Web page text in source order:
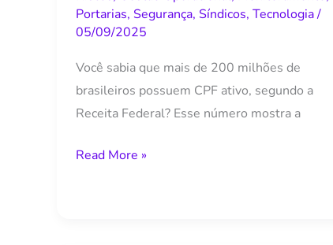
Portarias, Segurança, Síndicos, Tecnologia/
05/09/2025
Você sabia que mais de 200 milhões de
brasileiros possuem CPF ativo, segundo a
Receita Federal? Esse número mostra a
Read More »